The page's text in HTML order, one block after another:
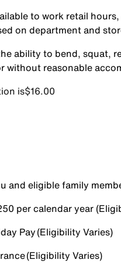
to work retail
on department and
ability to bend, squat,
without reasonable
isㅤ$16.00
eligible family
per calendar year
Pay (Eligibility Varies)
(Eligibility Varies)